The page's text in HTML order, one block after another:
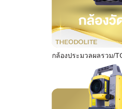
กล้องประมวลผลรวม/